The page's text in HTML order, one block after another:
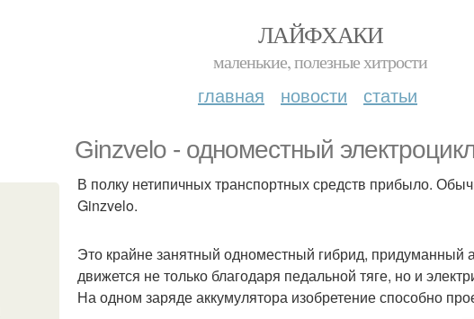
ЛАЙФХАКИ
маленькие, полезные хитрости
главная новости статьи
Ginzvelo - одноместный
В полку нетипичных транспортных средств прибыло.
Ginzvelo.
Это крайне занятный одноместный гибрид,
движется не только благодаря педальной тяге, но и
На одном заряде аккумулятора изобретение способно